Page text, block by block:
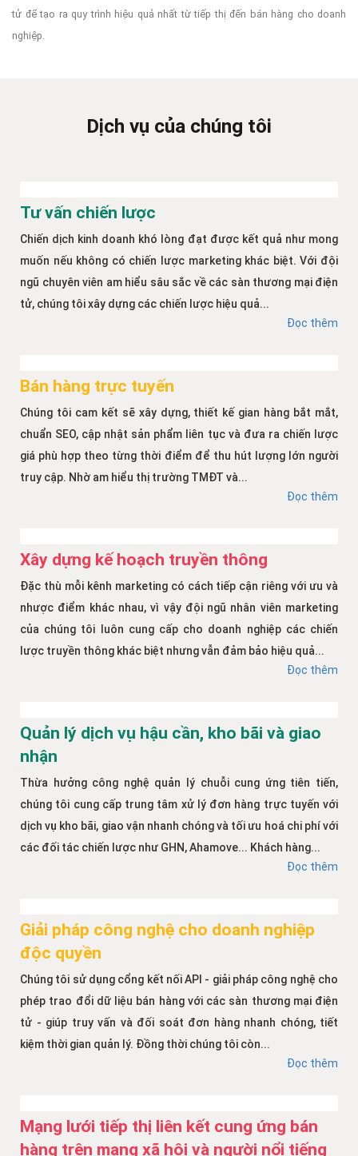
tử để tạo ra quy trình hiệu quả nhất từ tiếp thị đến bán hàng cho doanh
nghiệp.
Dịch vụ của chúng tôi
Tư vấn chiến lược
Chiến dịch kinh doanh khó lòng đạt được kết quả như mong
muốn nếu không có chiến lược marketing khác biệt. Với đội
ngũ chuyên viên am hiểu sâu sắc về các sàn thương mại điện
tử, chúng tôi xây dựng các chiến lược hiệu quả...
Đọc thêm
Bán hàng trực tuyến
Chúng tôi cam kết sẽ xây dựng, thiết kế gian hàng bắt mắt,
chuẩn SEO, cập nhật sản phẩm liên tục và đưa ra chiến lược
giá phù hợp theo từng thời điểm để thu hút lượng lớn người
truy cập. Nhờ am hiểu thị trường TMĐT và...
Đọc thêm
Xây dựng kế hoạch truyền thông
Đặc thù mỗi kênh marketing có cách tiếp cận riêng với ưu và
nhược điểm khác nhau, vì vậy đội ngũ nhân viên marketing
của chúng tôi luôn cung cấp cho doanh nghiệp các chiến
lược truyền thông khác biệt nhưng vẫn đảm bảo hiệu quả...
Đọc thêm
Quản lý dịch vụ hậu cần, kho bãi và giao
nhận
Thừa hưởng công nghệ quản lý chuỗi cung ứng tiên tiến,
chúng tôi cung cấp trung tâm xử lý đơn hàng trực tuyến với
dịch vụ kho bãi, giao vận nhanh chóng và tối ưu hoá chi phí với
các đối tác chiến lược như GHN, Ahamove... Khách hàng...
Đọc thêm
Giải pháp công nghệ cho doanh nghiệp
độc quyền
Chúng tôi sử dụng cổng kết nối API - giải pháp công nghệ cho
phép trao đổi dữ liệu bán hàng với các sàn thương mại điện
tử - giúp truy vấn và đối soát đơn hàng nhanh chóng, tiết
kiệm thời gian quản lý. Đồng thời chúng tôi còn...
Đọc thêm
Mạng lưới tiếp thị liên kết cung ứng bán
hàng trên mạng xã hội và người nổi tiếng